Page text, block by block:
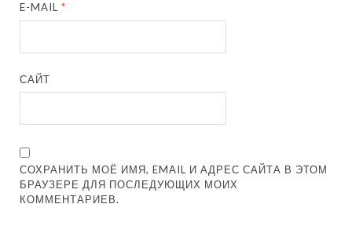
E-MAIL*
САЙТ
СОХРАНИТЬ МОЁ ИМЯ, EMAIL И АДРЕС САЙТА В ЭТОМ
БРАУЗЕРЕ ДЛЯ ПОСЛЕДУЮЩИХ МОИХ
КОММЕНТАРИЕВ.